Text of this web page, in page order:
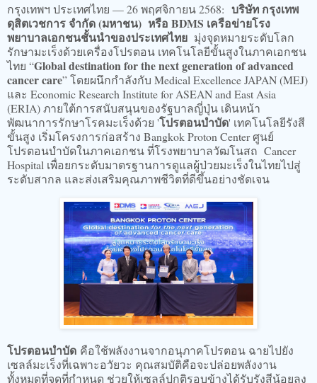
กรุงเทพฯ ประเทศไทย — 26 พฤศจิกายน 2568: บริษัท กรุงเทพ
ดุสิตเวชการ จำกัด (มหาชน) หรือ BDMS เครือข่ายโรง
พยาบาลเอกชนชั้นนำของประเทศไทย มุ่งจุดหมายระดับโลก
รักษามะเร็งด้วยเครื่องโปรตอน เทคโนโลยีขั้นสูงในภาคเอกชน
ไทย “Global destination for the next generation of advanced
cancer care” โดยผนึกกำลังกับ Medical Excellence JAPAN (MEJ)
และ Economic Research Institute for ASEAN and East Asia
(ERIA) ภายใต้การสนับสนุนของรัฐบาลญี่ปุ่น เดินหน้า
พัฒนาการรักษาโรคมะเร็งด้วย 'โปรตอนบำบัด' เทคโนโลยีรังสี
ขั้นสูง เริ่มโครงการก่อสร้าง Bangkok Proton Center ศูนย์
โปรตอนบำบัดในภาคเอกชน ที่โรงพยาบาลวัฒโนสถ Cancer
Hospital เพื่อยกระดับมาตรฐานการดูแลผู้ป่วยมะเร็งในไทยไปสู่
ระดับสากล และส่งเสริมคุณภาพชีวิตที่ดีขึ้นอย่างชัดเจน
โปรตอนบำบัด คือใช้พลังงานจากอนุภาคโปรตอน ฉายไปยัง
เซลล์มะเร็งที่เฉพาะอวัยวะ คุณสมบัติคือจะปล่อยพลังงาน
ทั้งหมดที่จุดที่กำหนด ช่วยให้เซลล์ปกติรอบข้างได้รับรังสีน้อยลง